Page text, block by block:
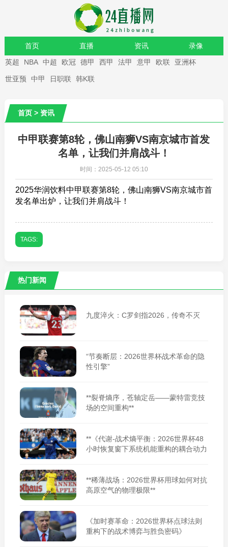
首页 直播 资讯 录像
重要赛事
英超 NBA 中超 欧冠 德甲 西甲 法甲 意甲 欧联 亚洲杯
世亚预 中甲 日职联 韩K联
首页> 资讯
中甲联赛第8轮，佛山南狮VS南京城市首发
名单，让我们并肩战斗！
时间：2025-05-12 05:10
2025华润饮料中甲联赛第8轮，佛山南狮VS南京城市首
发名单出炉，让我们并肩战斗！
TAGS:
热门新闻
九度淬火：C罗剑指2026，传奇不灭
“节奏断层：2026世界杯战术革命的隐
性引擎”
**裂脊熵序，苍轴定岳——蒙特雷竞技
场的空间重构**
**《代谢-战术熵平衡：2026世界杯48
小时恢复窗下系统机能重构的耦合动力
**稀薄战场：2026世界杯用球如何对抗
高原空气的物理极限**
《加时赛革命：2026世界杯点球法则
重构下的战术博弈与胜负密码》